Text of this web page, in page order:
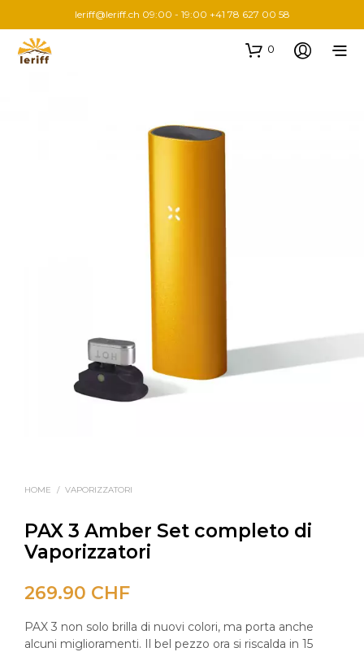
leriff@leriff.ch 09:00 - 19:00 +41 78 627 00 58
0
HOME / VAPORIZZATORI
PAX 3 Amber Set completo di
Vaporizzatori
269.90 CHF
PAX 3 non solo brilla di nuovi colori, ma porta anche
alcuni miglioramenti. Il bel pezzo ora si riscalda in 15